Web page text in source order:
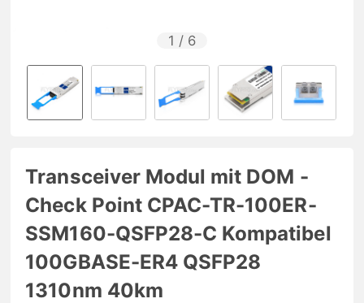
1 / 6
Transceiver Modul mit DOM -
Check Point CPAC-TR-100ER-
SSM160-QSFP28-C Kompatibel
100GBASE-ER4 QSFP28
1310nm 40km